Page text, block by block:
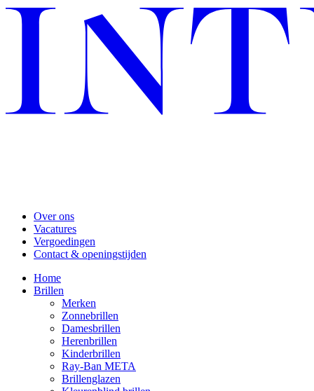
Over ons
Vacatures
Vergoedingen
Contact & openingstijden
Home
Brillen
Merken
Zonnebrillen
Damesbrillen
Herenbrillen
Kinderbrillen
Ray-Ban META
Brillenglazen